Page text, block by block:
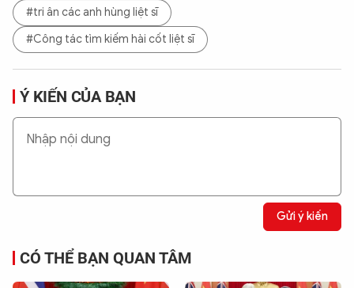
#tri ân các anh hùng liệt sĩ
#Công tác tìm kiếm hài cốt liệt sĩ
Ý KIẾN CỦA BẠN
Gửi ý kiến
CÓ THỂ BẠN QUAN TÂM